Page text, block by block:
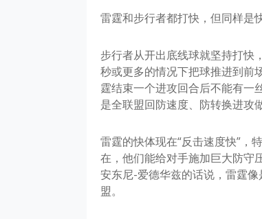
雷霆和步行者都打快，但同样是
步行者从开出底线球就坚持打快
秒或更多的情况下把球推进到前
霆结束一个进攻回合后不能有一
是全联盟回防速度、防转换进攻
雷霆的快体现在“反击速度快”，
在，他们能给对手施加巨大防守
安东尼-爱德华兹的话说，雷霆
盟。